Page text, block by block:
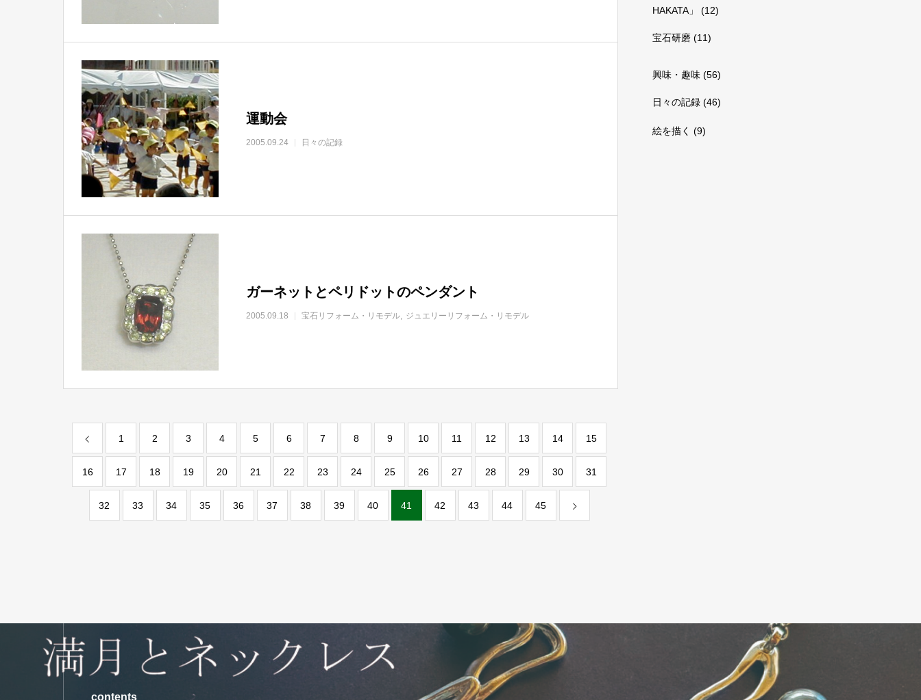
運動会
2005.09.24 日々の記録
ガーネットとペリドットのペンダント
2005.09.18 宝石リフォーム・リモデル ジュエリーリフォーム・リモデル
1 2 3 4 5 6 7 8 9 10 11 12 13 14 15
16 17 18 19 20 21 22 23 24 25 26 27 28 29 30 31
32 33 34 35 36 37 38 39 40 41 42 43 44 45
HAKATA」
(12)
宝石研磨 (11)
興味・趣味 (56)
日々の記録 (46)
絵を描く (9)
contents